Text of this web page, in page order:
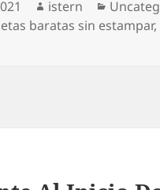
Autor
istern
baratas sin estampar,